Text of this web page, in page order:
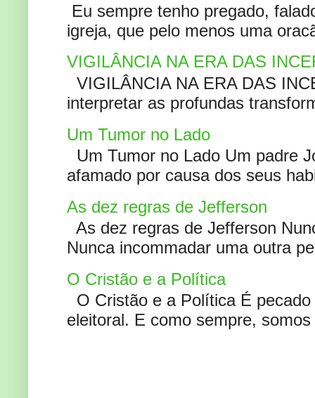
Eu sempre tenho pregado,
igreja, que pelo menos uma
VIGILÂNCIA NA ERA DAS
VIGILÂNCIA NA ERA DAS
interpretar as profundas
Um Tumor no Lado
Um Tumor no Lado Um padre
afamado por causa dos seus
As dez regras de Jefferson
As dez regras de Jefferson
Nunca incommadar uma outra
O Cristão e a Política
O Cristão e a Política É
eleitoral. E como sempre,